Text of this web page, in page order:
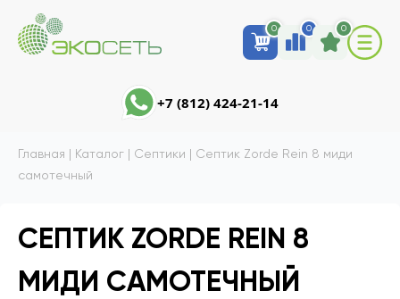
0 0 0
+7 (812) 424-21-14
Главная | Каталог | Септики | Септик Zorde Rein 8 миди
самотечный
СЕПТИК ZORDE REIN 8
МИДИ САМОТЕЧНЫЙ